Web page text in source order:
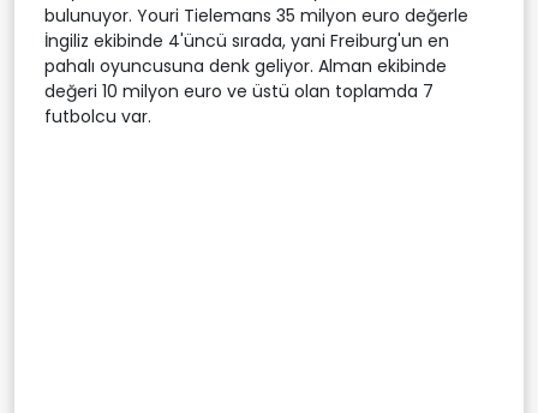
bulunuyor. Youri Tielemans 35 milyon euro değerle
İngiliz ekibinde 4'üncü sırada, yani Freiburg'un en
pahalı oyuncusuna denk geliyor. Alman ekibinde
değeri 10 milyon euro ve üstü olan toplamda 7
futbolcu var.